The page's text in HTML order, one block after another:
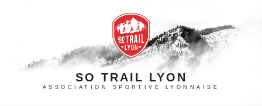
SO TRAIL LYON
ASSOCIATION SPORTIVE LYONNAISE